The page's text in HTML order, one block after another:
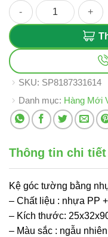
Kệ góc tường bằng
SKU: SP8187331614
Danh mục: Hàng Mới
Thông tin chi tiết
Kệ góc tường bằng
– Chất liệu : nhựa PP
– Kích thước:
– Màu sắc : ngẫu nhiên